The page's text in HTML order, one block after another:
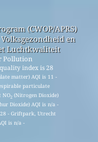
(CWOP/APRS)
en
Luchtkwaliteit
Pollution
index is 28
matter) AQI is 11 -
particulate
NO2 (Nitrogen Dioxide)
Dioxide) AQI is n/a -
- Griftpark, Utrecht
is n/a -